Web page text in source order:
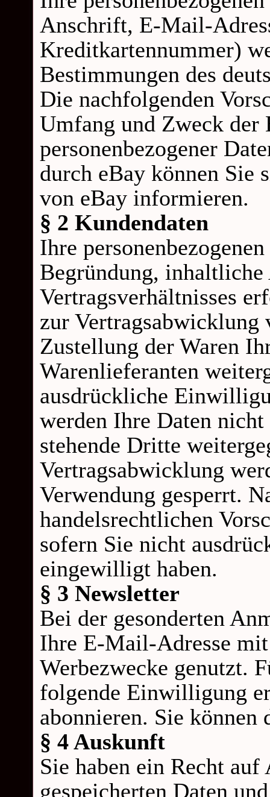
Anschrift, E-Mail-
Kreditkartennummer)
Bestimmungen des
Die nachfolgenden
Umfang und Zweck der
personenbezogener
durch eBay können Sie
von eBay informieren.
§ 2 Kundendaten
Ihre
Begründung, inhaltliche
Vertragsverhältnisses
zur Vertragsabwicklung
Zustellung der Waren
Warenlieferanten
ausdrückliche
werden Ihre Daten
stehende Dritte
Vertragsabwicklung
Verwendung gesperrt.
handelsrechtlichen
sofern Sie nicht
eingewilligt haben.
§ 3 Newsletter
Bei der gesonderten
Ihre E-Mail-Adresse
Werbezwecke genutzt.
folgende Einwilligung
abonnieren. Sie können
§ 4 Auskunft
Sie haben ein Recht
gespeicherten Daten